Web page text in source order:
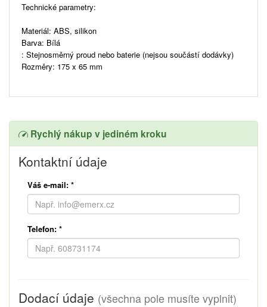
Technické parametry:
Materiál: ABS, silikon
Barva: Bílá
: Stejnosměrný proud nebo baterie (nejsou součástí dodávky)
Rozměry: 175 x 65 mm
Rychlý nákup v jediném kroku
Kontaktní údaje
Váš e-mail: *
Telefon: *
Dodací údaje (všechna pole musíte vyplnit)